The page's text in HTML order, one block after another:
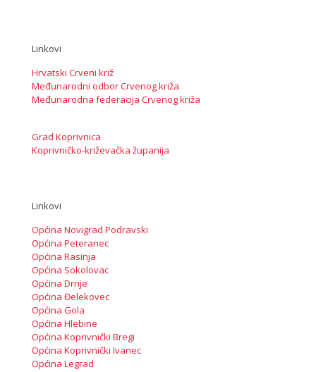
Linkovi
Hrvatski Crveni križ
Međunarodni odbor Crvenog križa
Međunarodna federacija Crvenog križa
Grad Koprivnica
Koprivničko-križevačka županija
Linkovi
Općina Novigrad Podravski
Općina Peteranec
Općina Rasinja
Općina Sokolovac
Općina Drnje
Općina Đelekovec
Općina Gola
Općina Hlebine
Općina Koprivnički Bregi
Općina Koprivnički Ivanec
Općina Legrad